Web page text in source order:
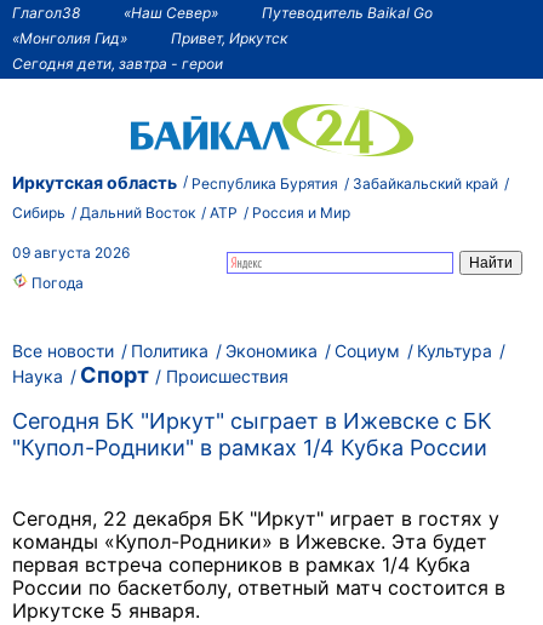
Глагол38 «Наш Север»
Путеводитель Baikal Go
«Монголия Гид»
Привет, Иркутск
Сегодня дети, завтра - герои
Иркутская область Республика Бурятия
Забайкальский край
Сибирь
Дальний Восток АТР Россия и Мир
09 августа 2026
Погода
Все новости Политика Экономика Социум
Культура
Наука
Спорт Происшествия
Сегодня БК "Иркут" сыграет в Ижевске с БК
"Купол-Родники" в рамках 1/4 Кубка России
Сегодня, 22 декабря БК "Иркут" играет в гостях у
команды «Купол-Родники» в Ижевске. Эта будет
первая встреча соперников в рамках 1/4 Кубка
России по баскетболу, ответный матч состоится в
Иркутске 5 января.